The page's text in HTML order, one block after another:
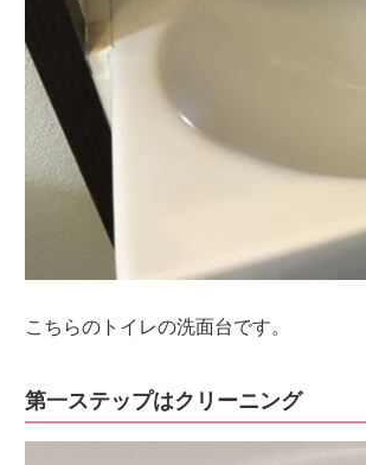
こちらのトイレの洗面台です。
第一ステップはクリーニング